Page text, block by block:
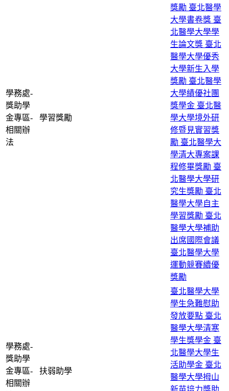
學務處-
獎助學
金專區-
相關辦
法
學習獎勵
獎勵 臺北醫學
大學書卷獎 臺
北醫學大學學
生論文獎 臺北
醫學大學優秀
大學新生入學
獎勵 臺北醫學
大學績優社團
獎學金 臺北醫
學大學境外研
修暨見實習獎
勵 臺北醫學大
學清大專案課
程修畢獎勵 臺
北醫學大學研
究生獎勵 臺北
醫學大學自主
學習獎勵 臺北
醫學大學補助
出席國際會議
臺北醫學大學
運動競賽續優
獎勵
學務處-
獎助學
金專區-
相關辦
扶弱助學
臺北醫學大學
學生急難慰助
發放要點 臺北
醫學大學清寒
學生獎學金 臺
北醫學大學生
活助學金 臺北
醫學大學拇山
新苗培力獎助